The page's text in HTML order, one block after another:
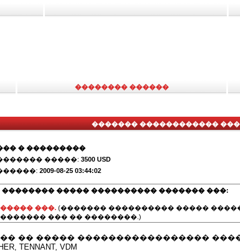
�������� ������
������� ������������
� ���������
�����: 3500 USD
2009-08-25 03:44:02
�������� ����� ���������� ������� ���:
���. (������� ���������� �����
��� �� ��������.)
�� ����� �����������������
TENNANT, VDM